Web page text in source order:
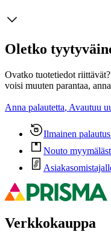
Oletko
Ovatko tuotetiedot
voisi muuten parantaa,
Anna palautetta, Avautuu
Ilmainen
Nouto
Verkkokauppa